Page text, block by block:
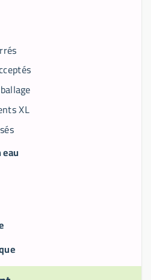
XL